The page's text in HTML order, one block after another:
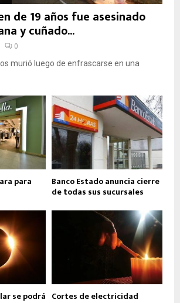
de 19 años fue asesinado
y cuñado...
0
murió luego de enfrascarse en una
para Banco Estado anuncia cierre
de todas sus sucursales
se podrá Cortes de electricidad